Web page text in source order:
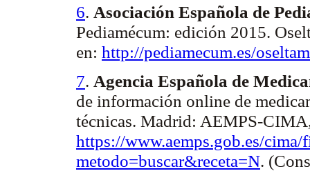
6. Asociación Española de
Pediamécum: edición 2015.
en: http://pediamecum.es/
7. Agencia Española de
de información online de
técnicas. Madrid: AEMPS-
https://www.aemps.gob.es/cima/
metodo=buscar&receta=N.